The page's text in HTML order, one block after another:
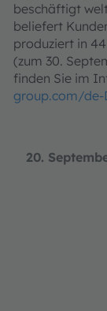
20.
beschäftigt
beliefert
produziert in
(zum 30.
finden Sie im
group.com/de-